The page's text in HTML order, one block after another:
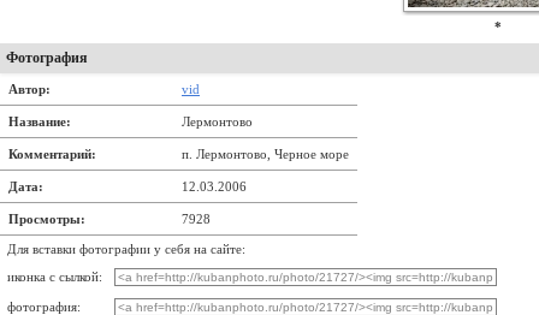
*
Фотография
Автор: vid
Название: Лермонтово
Комментарий: п. Лермонтово, Черное море
Дата: 12.03.2006
Просмотры: 7928
Для вставки фотографии у себя на сайте:
иконка с сылкой:
фотография: